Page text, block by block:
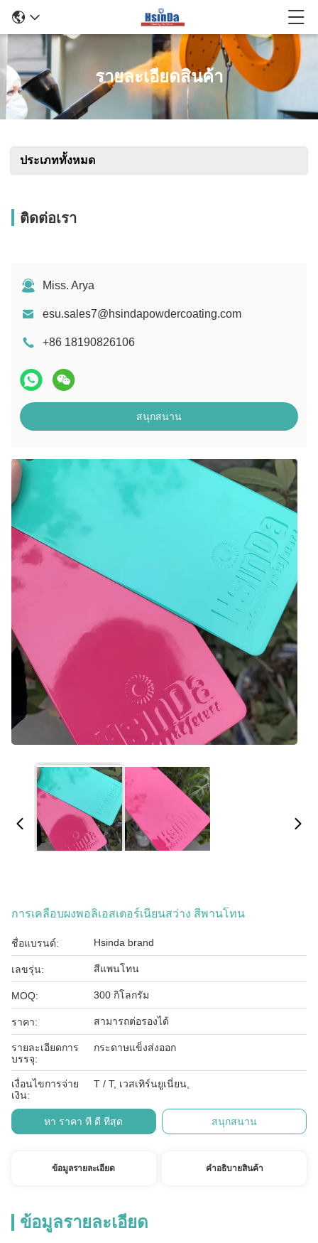
รายละเอียดสินค้า
ประเภททั้งหมด
ติดต่อเรา
Miss. Arya
esu.sales7@hsindapowdercoating.com
+86 18190826106
สนุกสนาน
การเคลือบผงพอลิเอสเตอร์เนียนสว่าง สีพานโทน
ชื่อแบรนด์: Hsinda brand
เลขรุ่น: สีแพนโทน
MOQ: 300 กิโลกรัม
ราคา: สามารถต่อรองได้
รายละเอียดการ
บรรจุ:
กระดาษแข็งส่งออก
เงื่อนไขการจ่าย
เงิน:
T / T, เวสเทิร์นยูเนี่ยน,
หา ราคา ที่ ดี ที่สุด สนุกสนาน
ข้อมูลรายละเอียด คําอธิบายสินค้า
ข้อมูลรายละเอียด